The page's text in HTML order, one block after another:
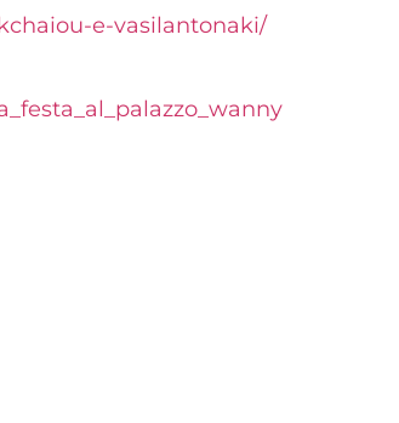
e-vasilantonaki/